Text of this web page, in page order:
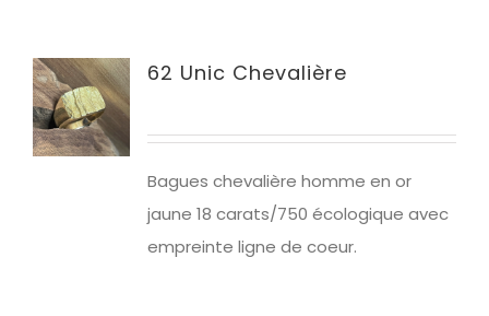
SELECT
OPTIONS
62 Unic Chevalière
Bagues chevalière homme en or
jaune 18 carats/750 écologique avec
empreinte ligne de coeur.